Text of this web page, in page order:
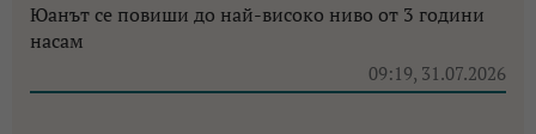
Юанът се повиши до най-високо ниво от 3 години
насам
09:19, 31.07.2026